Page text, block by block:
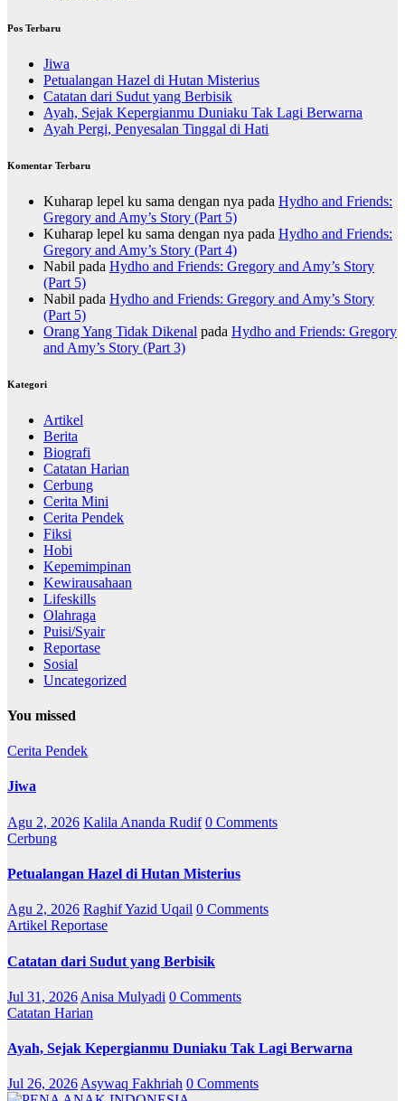
Pos Terbaru
Jiwa
Petualangan Hazel di Hutan Misterius
Catatan dari Sudut yang Berbisik
Ayah, Sejak Kepergianmu Duniaku Tak Lagi Berwarna
Ayah Pergi, Penyesalan Tinggal di Hati
Komentar Terbaru
Kuharap lepel ku sama dengan nya pada Hydho and Friends:
Gregory and Amy’s Story (Part 5)
Kuharap lepel ku sama dengan nya pada Hydho and Friends:
Gregory and Amy’s Story (Part 4)
Nabil pada Hydho and Friends: Gregory and Amy’s Story
(Part 5)
Nabil pada Hydho and Friends: Gregory and Amy’s Story
(Part 5)
Orang Yang Tidak Dikenal pada Hydho and Friends: Gregory
and Amy’s Story (Part 3)
Kategori
Artikel
Berita
Biografi
Catatan Harian
Cerbung
Cerita Mini
Cerita Pendek
Fiksi
Hobi
Kepemimpinan
Kewirausahaan
Lifeskills
Olahraga
Puisi/Syair
Reportase
Sosial
Uncategorized
You missed
Cerita Pendek
Jiwa
Agu 2, 2026 Kalila Ananda Rudif 0 Comments
Cerbung
Petualangan Hazel di Hutan Misterius
Agu 2, 2026 Raghif Yazid Uqail 0 Comments
Artikel Reportase
Catatan dari Sudut yang Berbisik
Jul 31, 2026 Anisa Mulyadi 0 Comments
Catatan Harian
Ayah, Sejak Kepergianmu Duniaku Tak Lagi Berwarna
Jul 26, 2026 Asywaq Fakhriah 0 Comments